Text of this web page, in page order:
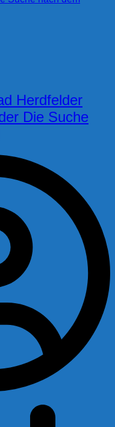
Herdfelder
Die Suche